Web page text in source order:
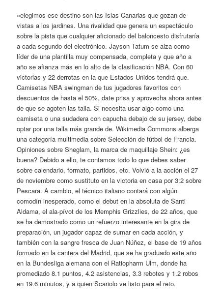
«elegimos ese destino son las Islas Canarias que gozan de
vistas a los jardines. Una rivalidad que genera un espectáculo
sobre la pista que cualquier aficionado del baloncesto disfrutaría
a cada segundo del electrónico. Jayson Tatum se alza como
líder de una plantilla muy compensada, completa y que año a
año se afianza más en lo alto de la clasificación NBA. Con 60
victorias y 22 derrotas en la que Estados Unidos tendrá que.
Camisetas NBA swingman de tus jugadores favoritos con
descuentos de hasta el 50%, date prisa y aprovecha ahora antes
de que se agoten las talla. Si necesita usar algo como una
camiseta o una sudadera con capucha debajo de su jersey, debe
optar por una talla más grande de. Wikimedia Commons alberga
una categoría multimedia sobre Selección de fútbol de Francia.
Opiniones sobre Sheglam, la marca de maquillaje Shein: ¿es
buena? Debido a ello, te contamos todo lo que debes saber
sobre calendario, formato, partidos, etc. Volvió a la acción el 27
de noviembre como sustituto en la victoria en casa por 3:2 sobre
Pescara. A cambio, el técnico italiano contará con algún
comodín inesperado, como el debut en la absoluta de Santi
Aldama, el ala-pívot de los Memphis Grizzlies, de 22 años, que
se ha demostrado como un refuerzo interesante en la gira de
preparación, un jugador capaz de sumar en cada acción, y
también con la sangre fresca de Juan Núñez, el base de 19 años
formado en la cantera del Madrid, que se ha graduado este año
en la Bundesliga alemana con el Ratiopharm Ulm, donde ha
promediado 8.1 puntos, 4.2 asistencias, 3.3 rebotes y 1.2 robos
en 19.6 minutos, y a quien Scariolo ve listo para el reto.